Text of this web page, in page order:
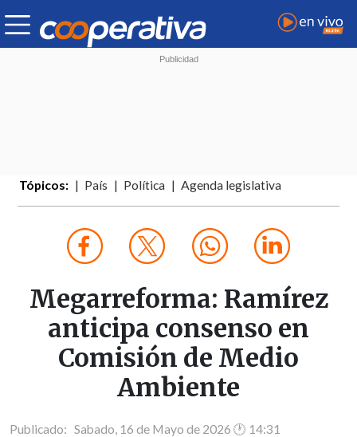
Tópicos: País Política Agenda legislativa
Megarreforma: Ramírez
anticipa consenso en
Comisión de Medio
Ambiente
Publicado: Sabado, 16 de Mayo de 2026 🕐 14:31